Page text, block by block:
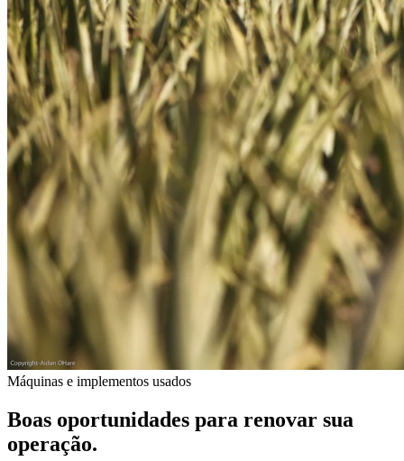
Máquinas e implementos usados
Boas oportunidades para renovar sua
operação.